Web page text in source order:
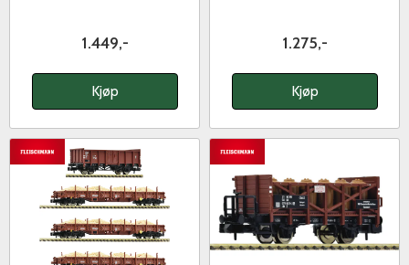
1.449,-
Kjøp
1.275,-
Kjøp